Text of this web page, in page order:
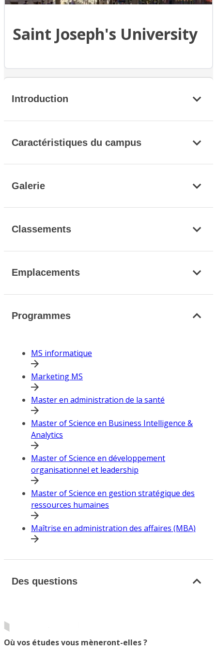
Saint Joseph's University
Introduction
Caractéristiques du campus
Galerie
Classements
Emplacements
Programmes
MS informatique
Marketing MS
Master en administration de la santé
Master of Science en Business Intelligence &
Analytics
Master of Science en développement
organisationnel et leadership
Master of Science en gestion stratégique des
ressources humaines
Maîtrise en administration des affaires (MBA)
Des questions
Où vos études vous mèneront-elles ?